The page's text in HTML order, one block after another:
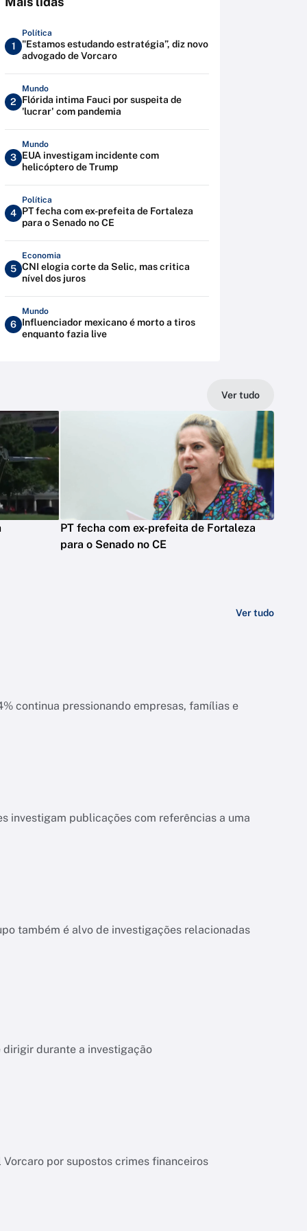
1
Política
"Estamos estudando estratégia”, diz novo
advogado de Vorcaro
2
Mundo
Flórida intima Fauci por suspeita de
'lucrar' com pandemia
3
Mundo
EUA investigam incidente com
helicóptero de Trump
4
Política
PT fecha com ex-prefeita de Fortaleza
para o Senado no CE
5
Economia
CNI elogia corte da Selic, mas critica
nível dos juros
6
Mundo
Influenciador mexicano é morto a tiros
enquanto fazia live
Ver tudo
PT fecha com ex-prefeita de Fortaleza
para o Senado no CE
Ver tudo
e
investigam publicações com referências a uma
também é alvo de investigações relacionadas
dirigir durante a investigação
por supostos crimes financeiros